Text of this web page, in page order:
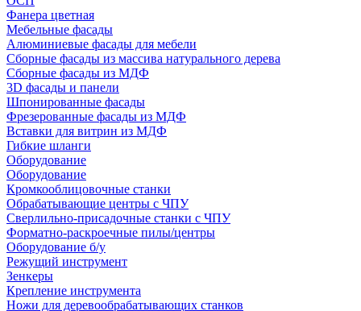
Фанера цветная
Мебельные фасады
Алюминиевые фасады для мебели
Сборные фасады из массива натурального дерева
Сборные фасады из МДФ
3D фасады и панели
Шпонированные фасады
Фрезерованные фасады из МДФ
Вставки для витрин из МДФ
Гибкие шланги
Оборудование
Оборудование
Кромкооблицовочные станки
Обрабатывающие центры с ЧПУ
Сверлильно-присадочные станки с ЧПУ
Форматно-раскроечные пилы/центры
Оборудование б/у
Режущий инструмент
Зенкеры
Крепление инструмента
Ножи для деревообрабатывающих станков